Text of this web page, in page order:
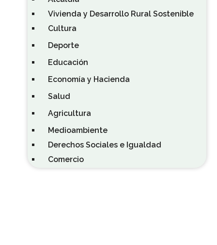
Vivienda y Desarrollo Rural Sostenible
Cultura
Deporte
Educación
Economía y Hacienda
Salud
Agricultura
Medioambiente
Derechos Sociales e Igualdad
Comercio